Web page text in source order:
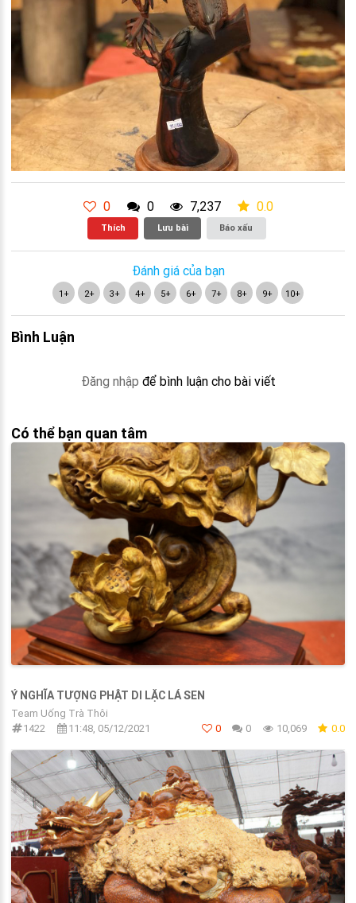
0 0 7,237 0.0
Thích Lưu bài Báo xấu
Đánh giá của bạn
1+ 2+ 3+ 4+ 5+ 6+ 7+ 8+ 9+ 10+
Bình Luận
Đăng nhập để bình luận cho bài viết
Có thể bạn quan tâm
Ý NGHĨA TƯỢNG PHẬT DI LẶC LÁ SEN
Team Uống Trà Thôi
1422
11:48, 05/12/2021 0 0 10,069 0.0